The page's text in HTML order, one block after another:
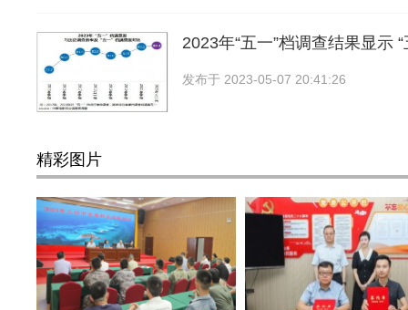
2023年“五一”档调查结果显示 “
发布于 2023-05-07 20:41:26
精彩图片